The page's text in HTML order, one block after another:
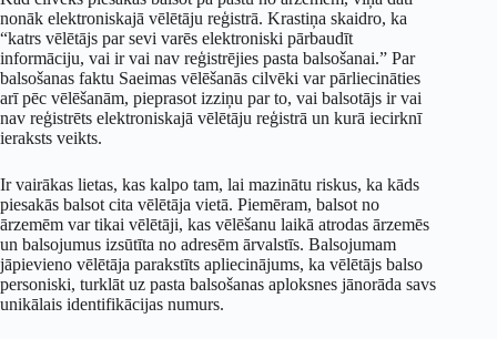
nonāk elektroniskajā vēlētāju reģistrā. Krastiņa skaidro, ka
“katrs vēlētājs par sevi varēs elektroniski pārbaudīt
informāciju, vai ir vai nav reģistrējies pasta balsošanai.” Par
balsošanas faktu Saeimas vēlēšanās cilvēki var pārliecināties
arī pēc vēlēšanām, pieprasot izziņu par to, vai balsotājs ir vai
nav reģistrēts elektroniskajā vēlētāju reģistrā un kurā iecirknī
ieraksts veikts.
Ir vairākas lietas, kas kalpo tam, lai mazinātu riskus, ka kāds
piesakās balsot cita vēlētāja vietā. Piemēram, balsot no
ārzemēm var tikai vēlētāji, kas vēlēšanu laikā atrodas ārzemēs
un balsojumus izsūtīta no adresēm ārvalstīs. Balsojumam
jāpievieno vēlētāja parakstīts apliecinājums, ka vēlētājs balso
personiski, turklāt uz pasta balsošanas aploksnes jānorāda savs
unikālais identifikācijas numurs.